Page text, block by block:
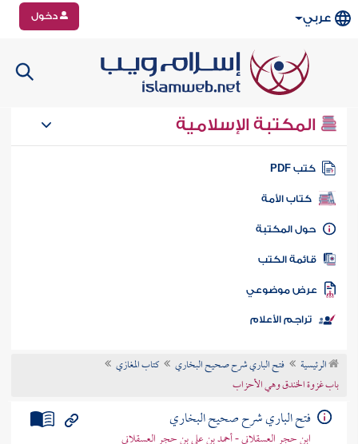
عربي دخول
المكتبة الإسلامية
كتب PDF
كتاب الأمة
المكتبة
الكتب
موضوعي
تراجم الأعلام
الرئيسية فتح الباري شرح صحيح البخاري
كتاب المغازي
باب غزوة الخندق وهي الأحزاب
فتح الباري شرح صحيح البخاري